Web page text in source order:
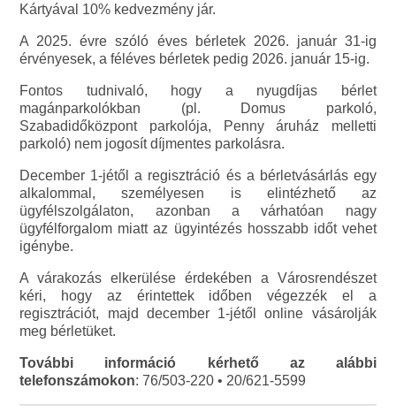
Kártyával 10% kedvezmény jár.
A 2025. évre szóló éves bérletek 2026. január 31-ig
érvényesek, a féléves bérletek pedig 2026. január 15-ig.
Fontos tudnivaló, hogy a nyugdíjas bérlet
magánparkolókban (pl. Domus parkoló,
Szabadidőközpont parkolója, Penny áruház melletti
parkoló) nem jogosít díjmentes parkolásra.
December 1-jétől a regisztráció és a bérletvásárlás egy
alkalommal, személyesen is elintézhető az
ügyfélszolgálaton, azonban a várhatóan nagy
ügyfélforgalom miatt az ügyintézés hosszabb időt vehet
igénybe.
A várakozás elkerülése érdekében a Városrendészet
kéri, hogy az érintettek időben végezzék el a
regisztrációt, majd december 1-jétől online vásárolják
meg bérletüket.
További információ kérhető az alábbi
telefonszámokon: 76/503-220 • 20/621-5599